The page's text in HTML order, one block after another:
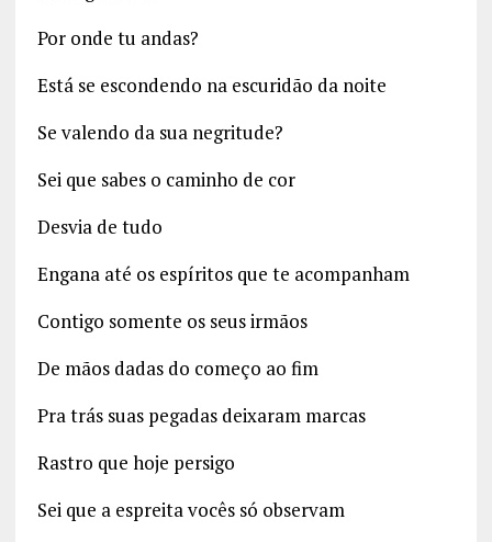
Por onde tu andas?
Está se escondendo na escuridão da noite
Se valendo da sua negritude?
Sei que sabes o caminho de cor
Desvia de tudo
Engana até os espíritos que te acompanham
Contigo somente os seus irmãos
De mãos dadas do começo ao fim
Pra trás suas pegadas deixaram marcas
Rastro que hoje persigo
Sei que a espreita vocês só observam